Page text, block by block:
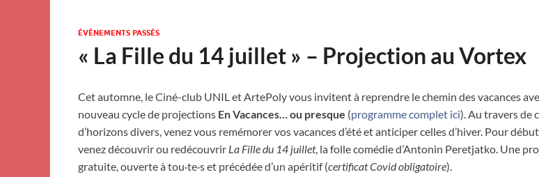
ÉVÉNEMENTS PASSÉS
« La Fille du 14 juillet » – Projection au Vortex
Cet automne, le Ciné-club UNIL et ArtePoly vous invitent à reprendre le chemin des vacances
nouveau cycle de projections En Vacances… ou presque (programme complet ici). Au travers de
d’horizons divers, venez vous remémorer vos vacances d’été et anticiper celles d’hiver. Pour
venez découvrir ou redécouvrir La Fille du 14 juillet, la folle comédie d’Antonin Peretjatko. Une
gratuite, ouverte à tou·te·s et précédée d’un apéritif (certificat Covid obligatoire).